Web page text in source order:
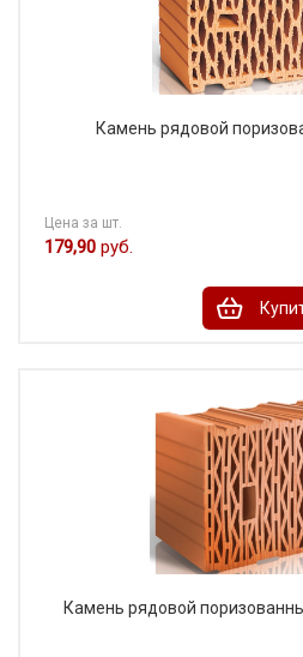
Камень рядовой
Цена за шт.
179,90 руб.
Камень рядовой